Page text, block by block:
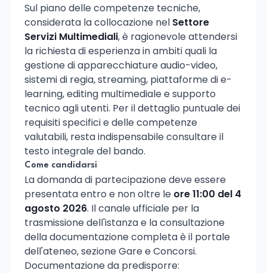
Sul piano delle competenze tecniche,
considerata la collocazione nel Settore
Servizi Multimediali, è ragionevole attendersi
la richiesta di esperienza in ambiti quali la
gestione di apparecchiature audio-video,
sistemi di regia, streaming, piattaforme di e-
learning, editing multimediale e supporto
tecnico agli utenti. Per il dettaglio puntuale dei
requisiti specifici e delle competenze
valutabili, resta indispensabile consultare il
testo integrale del bando.
Come candidarsi
La domanda di partecipazione deve essere
presentata entro e non oltre le ore 11:00 del 4
agosto 2026. Il canale ufficiale per la
trasmissione dell'istanza e la consultazione
della documentazione completa è il portale
dell'ateneo, sezione Gare e Concorsi.
Documentazione da predisporre: